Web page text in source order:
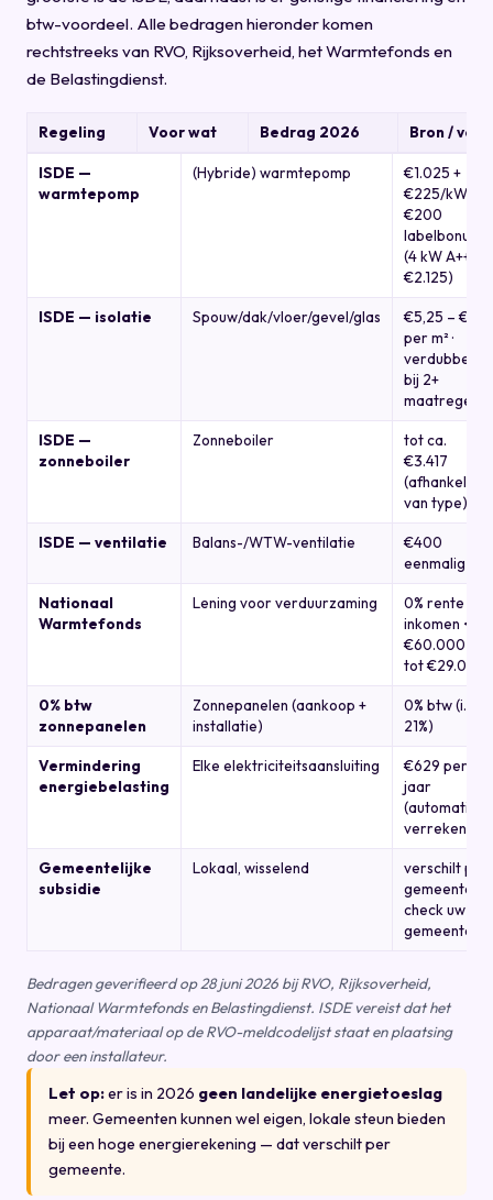
btw-voordeel. Alle bedragen hieronder komen
rechtstreeks van RVO, Rijksoverheid, het Warmtefonds en
de Belastingdienst.
Regeling Voor wat Bedrag 2026 Bron /
ISDE —
warmtepomp
(Hybride) warmtepomp
€1.025 +
€225/kW +
€200
labelbonus
(4 kW A+++ =
€2.125)
ISDE — isolatie Spouw/dak/vloer/gevel/glas
€5,25 – €111
per m² ·
verdubbelt
bij 2+
maatregelen
ISDE —
zonneboiler
Zonneboiler
tot ca.
€3.417
(afhankelijk
van type)
ISDE — ventilatie Balans-/WTW-ventilatie
€400
eenmalig
Nationaal
Warmtefonds
Lening voor verduurzaming
0% rente bij
inkomen <
€60.000 ·
tot €29.000
0% btw
zonnepanelen
Zonnepanelen (aankoop +
installatie)
0% btw (i.p.v.
21%)
Vermindering
energiebelasting
Elke elektriciteitsaansluiting
€629 per
jaar
(automatisch
verrekend)
Gemeentelijke
subsidie
Lokaal, wisselend
verschilt per
gemeente —
check uw
gemeente
Bedragen geverifieerd op 28 juni 2026 bij RVO, Rijksoverheid,
Nationaal Warmtefonds en Belastingdienst. ISDE vereist dat het
apparaat/materiaal op de RVO-meldcodelijst staat en plaatsing
door een installateur.
Let op:er is in 2026 geen landelijke energietoeslag
meer. Gemeenten kunnen wel eigen, lokale steun bieden
bij een hoge energierekening — dat verschilt per
gemeente.